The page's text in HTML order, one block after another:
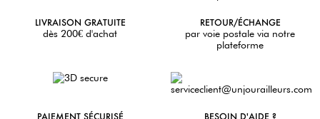
LIVRAISON GRATUITE
dès 200€ d'achat
RETOUR/ÉCHANGE
par voie postale via notre
plateforme
PAIEMENT SÉCURISÉ BESOIN D'AIDE ?